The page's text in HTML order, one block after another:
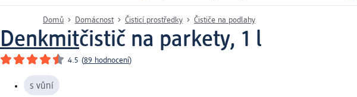
Domů Domácnost Čisticí prostředky Čističe na podlahy
Denkmitčistič na parkety, 1 l
4.5 (89 hodnocení)
s vůní